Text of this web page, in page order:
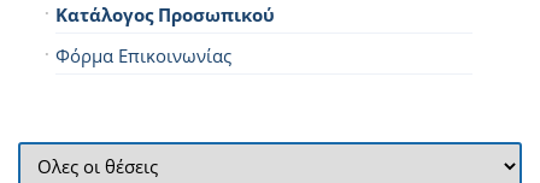
Κατάλογος Προσωπικού
Φόρμα Επικοινωνίας